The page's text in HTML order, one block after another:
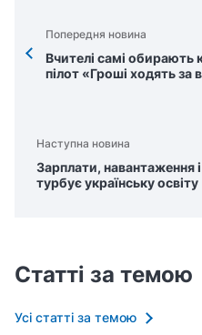
Попередня новина
Вчителі самі
пілот «Гроші ходять за
Наступна новина
Зарплати, навантаження
турбує українську освіту
Статті за темою
Усі статті за темою